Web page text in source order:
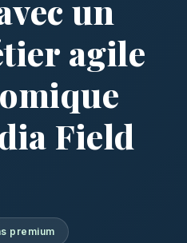
un
agile
Field
premium